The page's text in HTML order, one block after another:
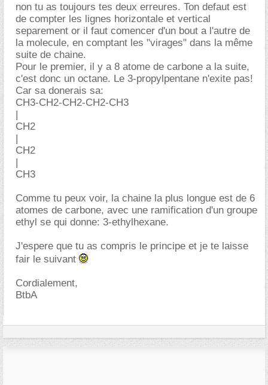
non tu as toujours tes deux erreures. Ton defaut est
de compter les lignes horizontale et vertical
separement or il faut comencer d'un bout a l'autre de
la molecule, en comptant les "virages" dans la même
suite de chaine.
Pour le premier, il y a 8 atome de carbone a la suite,
c'est donc un octane. Le 3-propylpentane n'exite pas!
Car sa donerais sa:
CH3-CH2-CH2-CH2-CH3
|
CH2
|
CH2
|
CH3
Comme tu peux voir, la chaine la plus longue est de 6
atomes de carbone, avec une ramification d'un groupe
ethyl se qui donne: 3-ethylhexane.
J'espere que tu as compris le principe et je te laisse
fair le suivant
Cordialement,
BtbA